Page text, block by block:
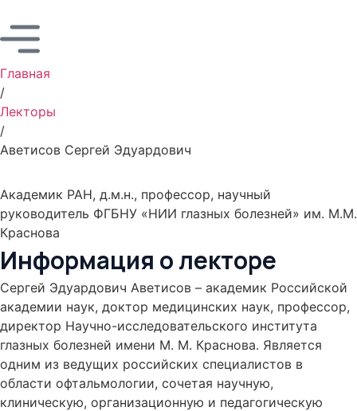
Главная
/
Лекторы
/
Аветисов Сергей Эдуардович
Аветисов Сергей
Эдуардович
Академик РАН, д.м.н., профессор, научный
руководитель ФГБНУ «НИИ глазных болезней» им. М.М.
Краснова
Информация о лекторе
Сергей Эдуардович Аветисов – академик Российской
академии наук, доктор медицинских наук, профессор,
директор Научно-исследовательского института
глазных болезней имени М. М. Краснова. Является
одним из ведущих российских специалистов в
области офтальмологии, сочетая научную,
клиническую, организационную и педагогическую